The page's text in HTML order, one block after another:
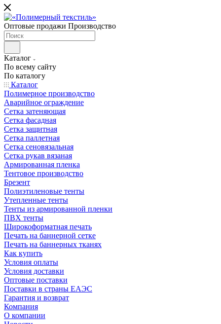
Оптовые продажи Производство
Каталог
По всему сайту
По каталогу
Каталог
Полимерное производство
Аварийное ограждение
Сетка затеняющая
Сетка фасадная
Сетка защитная
Сетка паллетная
Сетка сеновязальная
Сетка рукав вязаная
Армированная пленка
Тентовое производство
Брезент
Полиэтиленовые тенты
Утепленные тенты
Тенты из армированной пленки
ПВХ тенты
Широкоформатная печать
Печать на баннерной сетке
Печать на баннерных тканях
Как купить
Условия оплаты
Условия доставки
Оптовые поставки
Поставки в страны ЕАЭС
Гарантия и возврат
Компания
О компании